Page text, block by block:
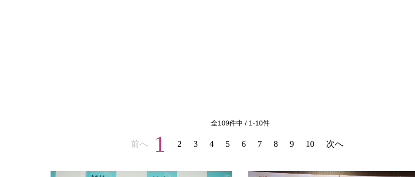
全109件中 / 1-10件
前へ 1 2 3 4 5 6 7 8 9 10 次へ